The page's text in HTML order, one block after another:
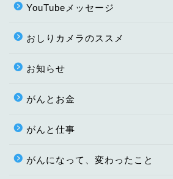
YouTubeメッセージ
おしりカメラのススメ
お知らせ
がんとお金
がんと仕事
がんになって、変わったこと